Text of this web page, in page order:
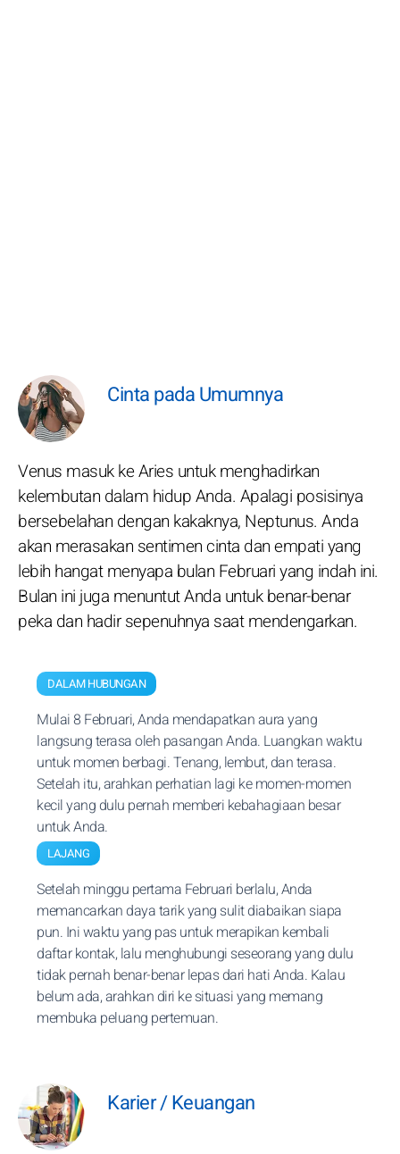
Cinta pada Umumnya
Venus masuk ke Aries untuk menghadirkan
kelembutan dalam hidup Anda. Apalagi posisinya
bersebelahan dengan kakaknya, Neptunus. Anda
akan merasakan sentimen cinta dan empati yang
lebih hangat menyapa bulan Februari yang indah ini.
Bulan ini juga menuntut Anda untuk benar-benar
peka dan hadir sepenuhnya saat mendengarkan.
DALAM HUBUNGAN
Mulai 8 Februari, Anda mendapatkan aura yang
langsung terasa oleh pasangan Anda. Luangkan waktu
untuk momen berbagi. Tenang, lembut, dan terasa.
Setelah itu, arahkan perhatian lagi ke momen-momen
kecil yang dulu pernah memberi kebahagiaan besar
untuk Anda.
LAJANG
Setelah minggu pertama Februari berlalu, Anda
memancarkan daya tarik yang sulit diabaikan siapa
pun. Ini waktu yang pas untuk merapikan kembali
daftar kontak, lalu menghubungi seseorang yang dulu
tidak pernah benar-benar lepas dari hati Anda. Kalau
belum ada, arahkan diri ke situasi yang memang
membuka peluang pertemuan.
Karier / Keuangan